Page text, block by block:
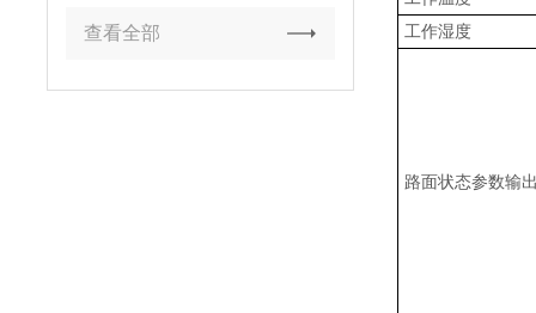
查看全部
工作湿度
路面状态参数输